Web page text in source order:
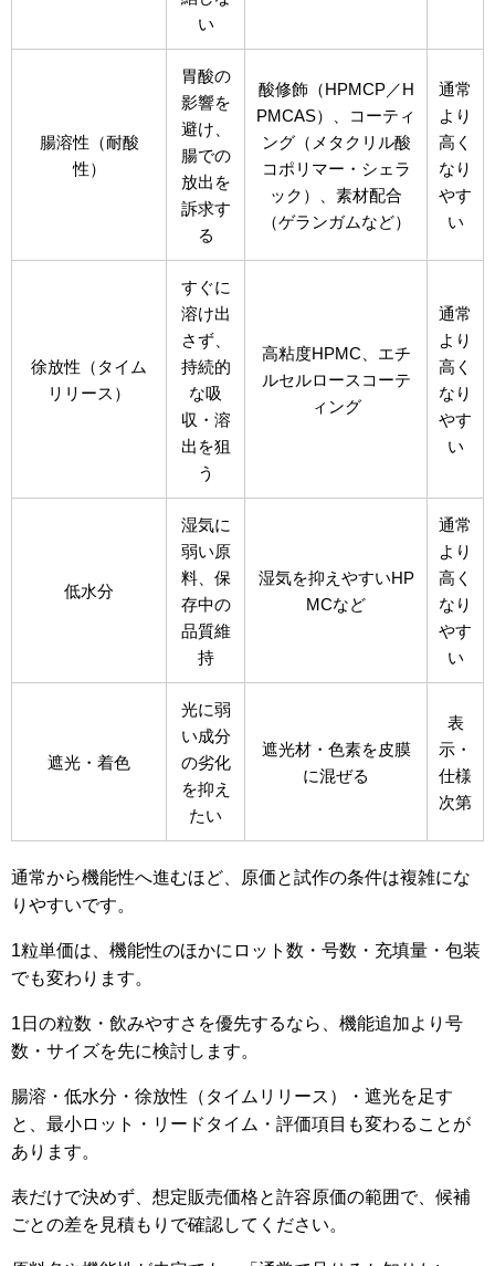
い
腸溶性（耐酸
性）
胃酸の
影響を
避け、
腸での
放出を
訴求す
る
酸修飾（HPMCP／H
PMCAS）、コーティ
ング（メタクリル酸
コポリマー・シェラ
ック）、素材配合
（ゲランガムなど）
通常
より
高く
なり
やす
い
徐放性（タイム
リリース）
すぐに
溶け出
さず、
持続的
な吸
収・溶
出を狙
う
高粘度HPMC、エチ
ルセルロースコーテ
ィング
通常
より
高く
なり
やす
い
低水分
湿気に
弱い原
料、保
存中の
品質維
持
湿気を抑えやすいHP
MCなど
通常
より
高く
なり
やす
い
遮光・着色
光に弱
い成分
の劣化
を抑え
たい
遮光材・色素を皮膜
に混ぜる
表
示・
仕様
次第
通常から機能性へ進むほど、原価と試作の条件は複雑にな
りやすいです。
1粒単価は、機能性のほかにロット数・号数・充填量・包装
でも変わります。
1日の粒数・飲みやすさを優先するなら、機能追加より号
数・サイズを先に検討します。
腸溶・低水分・徐放性（タイムリリース）・遮光を足す
と、最小ロット・リードタイム・評価項目も変わることが
あります。
表だけで決めず、想定販売価格と許容原価の範囲で、候補
ごとの差を見積もりで確認してください。